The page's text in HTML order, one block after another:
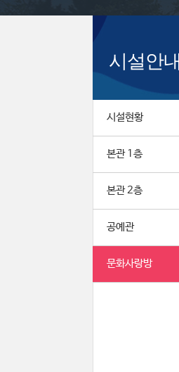
시설안내
시설현황
본관 1층
본관 2층
공예관
문화사랑방